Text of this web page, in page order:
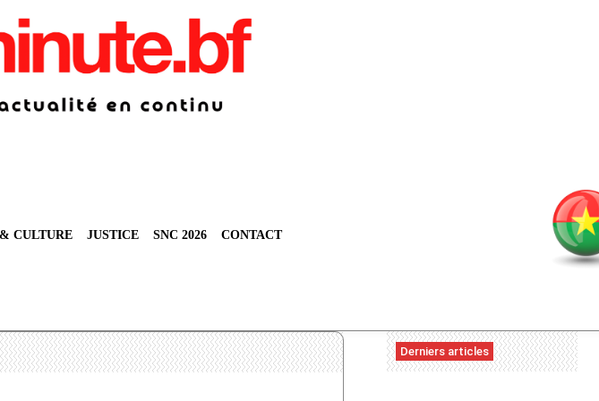
CULTURE JUSTICE SNC 2026 CONTACT
Derniers articles